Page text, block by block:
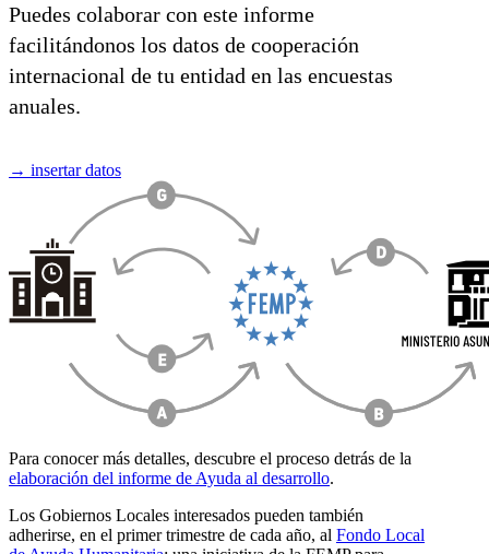
Puedes colaborar con este informe
facilitándonos los datos de cooperación
internacional de tu entidad en las encuestas
anuales.
→ insertar datos
Para conocer más detalles, descubre el proceso detrás de la
elaboración del informe de Ayuda al desarrollo.
Los Gobiernos Locales interesados pueden también
adherirse, en el primer trimestre de cada año, al Fondo Local